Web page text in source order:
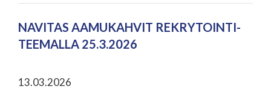
NAVITAS AAMUKAHVIT REKRYTOINTI-
TEEMALLA 25.3.2026
13.03.2026